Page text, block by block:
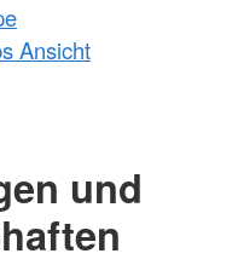
Ansicht
und